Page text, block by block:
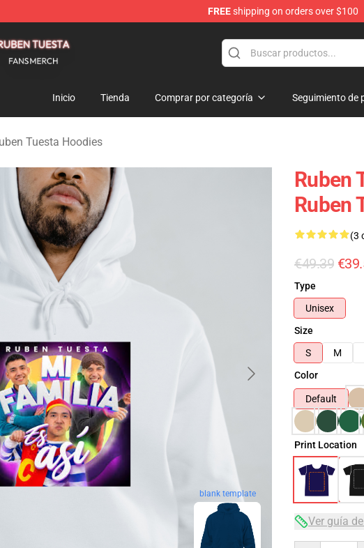
FREEshipping on orders over $100
Inicio Tienda Comprar por categoría Seguimiento de
Tuesta Hoodies
blank template
Ruben
Ruben
(3
€49.39
Type
Unisex
Size
S
M
Color
Default
Print Location
Ver guía